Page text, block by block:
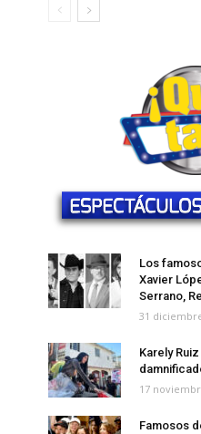
Carin León
22 julio, 2024
Los
Xavier
Serrano,
31
Karely
17
Famosos